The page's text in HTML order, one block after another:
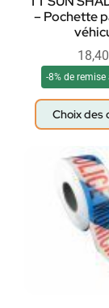
– Pochette
18,40
-8% de
Choix des